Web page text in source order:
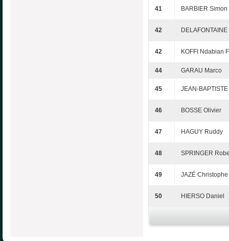
41 BARBIER Simon
42
42 KOFFI Ndabian
44 GARAU Marco
45 JEAN-
46 BOSSE Olivier
47 HAGUY Ruddy
48 SPRINGER
49 JAZÉ Christophe
50 HIERSO Daniel